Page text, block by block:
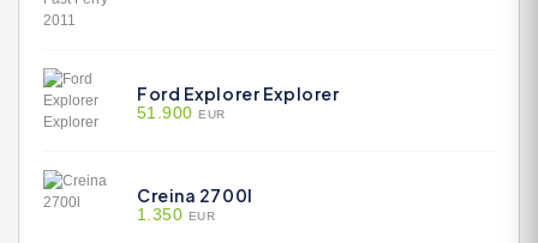
Ford Explorer Explorer
51.900 EUR
Creina 2700l
1.350 EUR